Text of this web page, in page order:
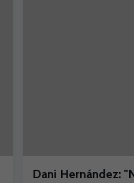
Dani Hernández: